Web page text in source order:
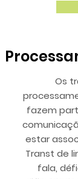
Os
fazem
estar
Transt de
fala,